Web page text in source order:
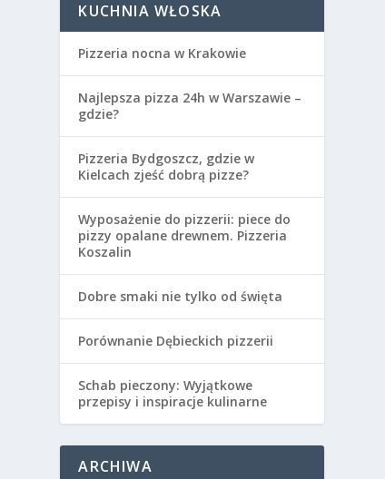
KUCHNIA WŁOSKA
Pizzeria nocna w Krakowie
Najlepsza pizza 24h w Warszawie –
gdzie?
Pizzeria Bydgoszcz, gdzie w
Kielcach zjeść dobrą pizze?
Wyposażenie do pizzerii: piece do
pizzy opalane drewnem. Pizzeria
Koszalin
Dobre smaki nie tylko od święta
Porównanie Dębieckich pizzerii
Schab pieczony: Wyjątkowe
przepisy i inspiracje kulinarne
ARCHIWA